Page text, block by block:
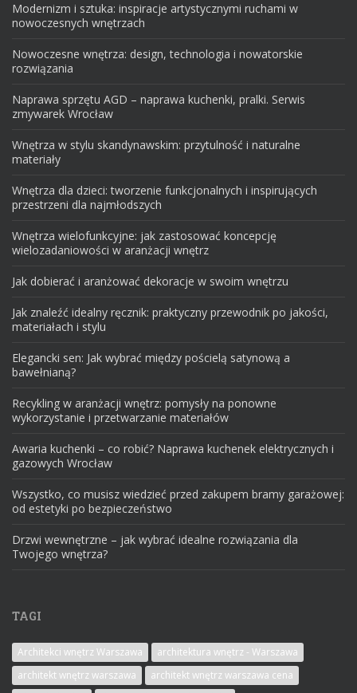
Modernizm i sztuka: inspiracje artystycznymi ruchami w
nowoczesnych wnętrzach
Nowoczesne wnętrza: design, technologia i nowatorskie
rozwiązania
Naprawa sprzętu AGD – naprawa kuchenki, pralki. Serwis
zmywarek Wrocław
Wnętrza w stylu skandynawskim: przytulność i naturalne
materiały
Wnętrza dla dzieci: tworzenie funkcjonalnych i inspirujących
przestrzeni dla najmłodszych
Wnętrza wielofunkcyjne: jak zastosować koncepcję
wielozadaniowości w aranżacji wnętrz
Jak dobierać i aranżować dekoracje w swoim wnętrzu
Jak znaleźć idealny ręcznik: praktyczny przewodnik po jakości,
materiałach i stylu
Elegancki sen: Jak wybrać między pościelą satynową a
bawełnianą?
Recykling w aranżacji wnętrz: pomysły na ponowne
wykorzystanie i przetwarzanie materiałów
Awaria kuchenki – co robić? Naprawa kuchenek elektrycznych i
gazowych Wrocław
Wszystko, co musisz wiedzieć przed zakupem bramy garażowej:
od estetyki po bezpieczeństwo
Drzwi wewnętrzne – jak wybrać idealne rozwiązania dla
Twojego wnętrza?
TAGI
Architekci wnętrz Warszawa
architektura wnętrz - Warszawa
architekt wnętrz warszawa
architekt wnętrz warszawa cena